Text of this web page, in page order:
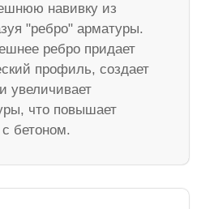
навивку из
"ребро" арматуры.
ребро придает
профиль, создает
увеличивает
что повышает
бетоном.